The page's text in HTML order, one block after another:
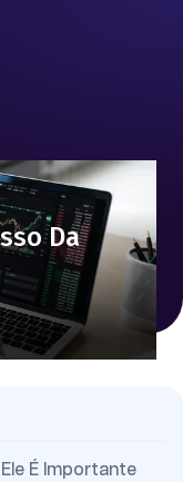
Da
É Importante